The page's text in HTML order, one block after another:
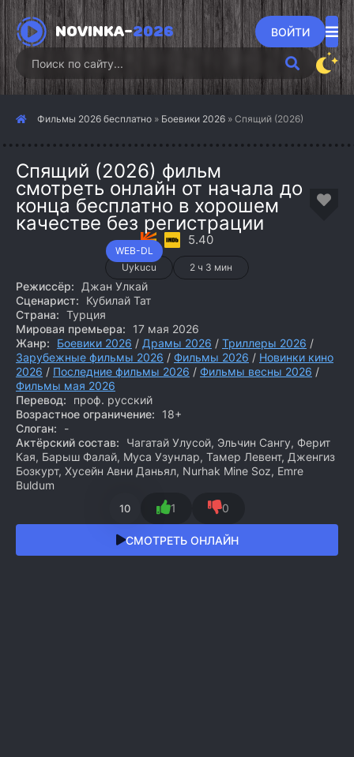
NOVINKA-2026 ВОЙТИ
Фильмы 2026 бесплатно » Боевики 2026 » Спящий (2026)
Спящий (2026) фильм
смотреть онлайн от начала до
конца бесплатно в хорошем
качестве без регистрации
WEB-DL
5.40
Uykucu 2 ч 3 мин
Режиссёр:
Джан Улкай
Сценарист:
Кубилай Тат
Страна: Турция
Мировая премьера:
17 мая 2026
Жанр:
Боевики 2026 / Драмы 2026 / Триллеры 2026 /
Зарубежные фильмы 2026 / Фильмы 2026 / Новинки кино
2026 / Последние фильмы 2026 / Фильмы весны 2026 /
Фильмы мая 2026
Перевод:
проф. русский
Возрастное ограничение:
18+
Слоган:
-
Актёрский состав:
Чагатай Улусой, Эльчин Сангу, Ферит
Кая, Барыш Фалай, Муса Узунлар, Тамер Левент, Дженгиз
Бозкурт, Хусейн Авни Даньял, Nurhak Mine Soz, Emre
Buldum
10 1 0
СМОТРЕТЬ ОНЛАЙН